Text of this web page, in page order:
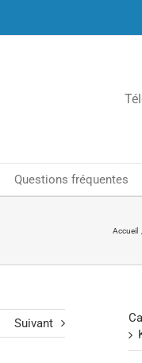
Questions fréquentes
Accueil
Suivant